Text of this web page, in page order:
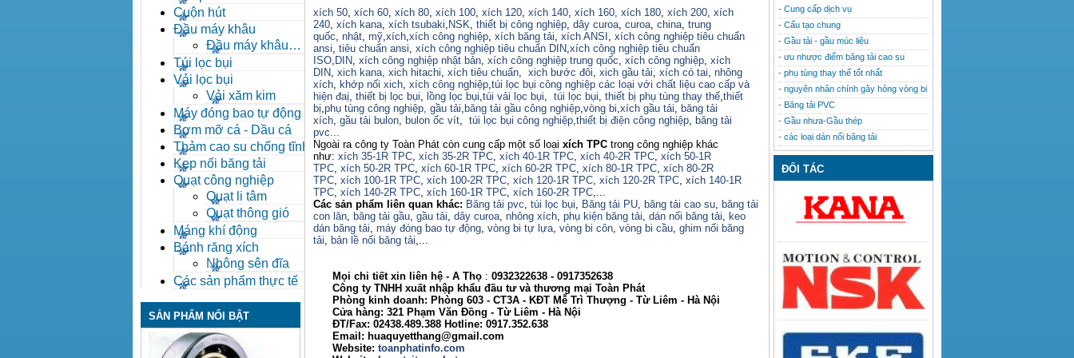
Cuộn hút
Đầu máy khâu
Đầu máy khâu
Bafang
Túi lọc bụi
Vải lọc bụi
Vải xăm kim
Máy đóng bao tự động
Bơm mỡ cá - Dầu cá
Thảm cao su chống tĩnh
điện
Kẹp nối băng tải
Quạt công nghiệp
Quạt li tâm
Quạt thông gió
Máng khí động
Bánh răng xích
Nhông sên đĩa
Các sản phẩm thực tế
SẢN PHẨM NỔI BẬT
xích 50, xích 60, xích 80, xích 100, xích 120, xích 140, xích 160, xích 180, xích 200, xích
240, xích kana, xích tsubaki, NSK, thiết bị công nghiệp, dây curoa, curoa, china, trung
quốc, nhật, mỹ,xích,xích công nghiệp, xích băng tải, xích ANSI , xích công nghiệp tiêu chuẩn
ansi, tiêu chuẩn ansi, xích công nghiệp tiêu chuẩn DIN,xích công nghiệp tiêu chuẩn
ISO, DIN, xích công nghiệp nhật bản, xích công nghiệp trung quốc, xích công nghiệp, xích
DIN, xich kana, xich hitachi, xích tiêu chuẩn, xich bước đôi, xich gầu tải, xích có tai, nhông
xích, khớp nối xich, xích công nghiệp,túi lọc bụi công nghiệp các loại với chất liệu cao cấp và
hiện đaị, thiết bị lọc bụi, lồng lọc bụi,túi vải lọc bụi, túi lọc bụi, thiết bị phụ tùng thay thế,thiết
bị,phụ tùng công nghiệp, gầu tải, băng tải gầu công nghiệp,vòng bi,xích gầu tải, băng tải
xích, gầu tải bulon, bulon ốc vít, túi lọc bụi công nghiệp,thiết bị điện công nghiệp, băng tải
pvc...
Ngoài ra công ty Toàn Phát còn cung cấp một số loại xích TPC trong công nghiệp khác
như: xích 35-1R TPC, xích 35-2R TPC, xích 40-1R TPC, xích 40-2R TPC, xích 50-1R
TPC, xích 50-2R TPC, xích 60-1R TPC, xích 60-2R TPC, xích 80-1R TPC, xích 80-2R
TPC, xích 100-1R TPC, xích 100-2R TPC, xích 120-1R TPC, xích 120-2R TPC, xích 140-1R
TPC, xích 140-2R TPC, xích 160-1R TPC, xích 160-2R TPC,...
Các sản phẩm liên quan khác: Băng tải pvc, túi lọc bụi, Băng tải PU, băng tải cao su, băng tải
con lăn, băng tải gầu, gầu tải, dây curoa, nhông xích, phụ kiện băng tải, dán nối băng tải, keo
dán băng tải, máy đóng bao tự động, vòng bi tự lựa, vòng bi côn, vòng bi cầu, ghim nối băng
tải, bản lề nối băng tải,...
Mọi chi tiết xin liên hệ - A Thọ : 0932322638 - 0917352638
Công ty TNHH xuất nhập khẩu đầu tư và thương mại Toàn Phát
Phòng kinh doanh: Phòng 603 - CT3A - KĐT Mễ Trì Thượng - Từ Liêm - Hà Nội
Cửa hàng: 321 Phạm Văn Đồng - Từ Liêm - Hà Nội
ĐT/Fax: 02438.489.388 Hotline: 0917.352.638
Email: huaquyetthang@gmail.com
Website: toanphatinfo.com
- Cung cấp dịch vụ
- Cấu tạo chung
- Gầu tải - gầu múc liệu
- ưu nhược điểm băng tải cao su
- phụ tùng thay thế tốt nhất
- nguyên nhân chính gây hỏng vòng bi
- Băng tải PVC
- Gầu nhưa-Gầu thép
- các loại dán nối băng tải
ĐỐI TÁC